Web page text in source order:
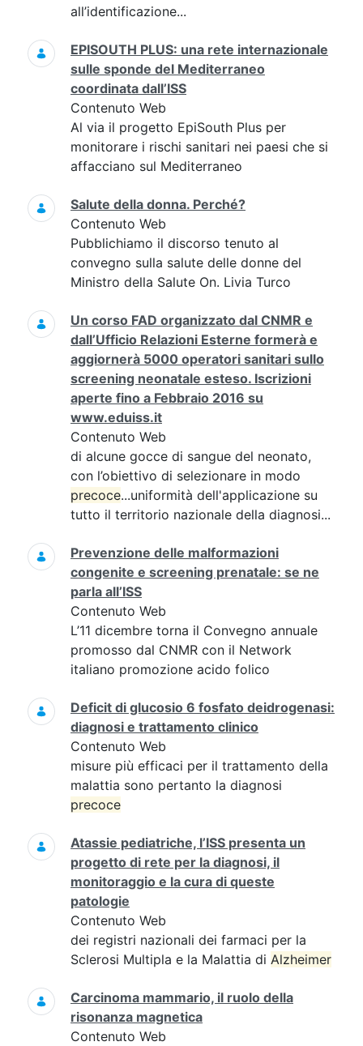
all’identificazione...
EPISOUTH PLUS: una rete internazionale
sulle sponde del Mediterraneo
coordinata dall’ISS
Contenuto Web
Al via il progetto EpiSouth Plus per
monitorare i rischi sanitari nei paesi che si
affacciano sul Mediterraneo
Salute della donna. Perché?
Contenuto Web
Pubblichiamo il discorso tenuto al
convegno sulla salute delle donne del
Ministro della Salute On. Livia Turco
Un corso FAD organizzato dal CNMR e
dall’Ufficio Relazioni Esterne formerà e
aggiornerà 5000 operatori sanitari sullo
screening neonatale esteso. Iscrizioni
aperte fino a Febbraio 2016 su
www.eduiss.it
Contenuto Web
di alcune gocce di sangue del neonato,
con l’obiettivo di selezionare in modo
precoce...uniformità dell'applicazione su
tutto il territorio nazionale della diagnosi...
Prevenzione delle malformazioni
congenite e screening prenatale: se ne
parla all’ISS
Contenuto Web
L’11 dicembre torna il Convegno annuale
promosso dal CNMR con il Network
italiano promozione acido folico
Deficit di glucosio 6 fosfato deidrogenasi:
diagnosi e trattamento clinico
Contenuto Web
misure più efficaci per il trattamento della
malattia sono pertanto la diagnosi
precoce
Atassie pediatriche, l’ISS presenta un
progetto di rete per la diagnosi, il
monitoraggio e la cura di queste
patologie
Contenuto Web
dei registri nazionali dei farmaci per la
Sclerosi Multipla e la Malattia di Alzheimer
Carcinoma mammario, il ruolo della
risonanza magnetica
Contenuto Web